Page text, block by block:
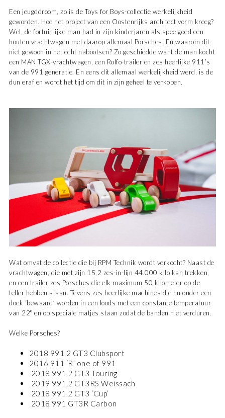
Een jeugddroom, zo is de Toys for Boys-collectie werkelijkheid
geworden. Hoe het project van een Oostenrijks architect vorm kreeg?
Wel, de fortuinlijke man had in zijn kinderjaren als speelgoed een
houten vrachtwagen met daarop allemaal Porsches. En waarom dit
niet gewoon in het echt nabootsen? Zo geschiedde want de man kocht
een MAN TGX-vrachtwagen, een Rolfo-trailer en zes heerlijke 911’s
van de 991 generatie. En eens dit allemaal werkelijkheid werd, is de
dun eraf en wordt het tijd om dit in zijn geheel te verkopen.
Wat omvat de collectie die bij RPM Technik wordt verkocht? Naast de
vrachtwagen, die met zijn 15,2 zes-in-lijn 44.000 kilo kan trekken,
en een trailer zes Porsches die elk maximum 50 kilometer op de
teller hebben staan. Tevens zes heerlijke machines die nu onder een
doek ‘bewaard’ worden in een loods met een constante temperatuur
van 22° en op speciale matjes staan zodat de banden niet verduren.
Welke Porsches?
2018 991.2 GT3 Clubsport
2016 911 ‘R’ one of 991
2018 991.2 GT3 Touring
2019 991.2 GT3RS Weissach
2018 991.2 GT3 ‘Cup’
2018 991 GT3R Carbon